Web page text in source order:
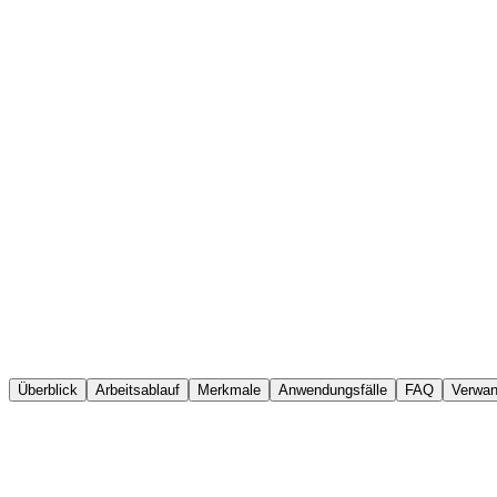
Überblick Arbeitsablauf Merkmale Anwendungsfälle FAQ